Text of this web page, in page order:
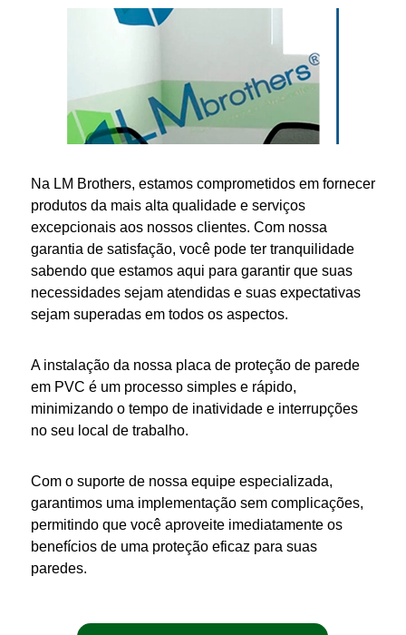
Na LM Brothers, estamos comprometidos em fornecer
produtos da mais alta qualidade e serviços
excepcionais aos nossos clientes. Com nossa
garantia de satisfação, você pode ter tranquilidade
sabendo que estamos aqui para garantir que suas
necessidades sejam atendidas e suas expectativas
sejam superadas em todos os aspectos.
A instalação da nossa placa de proteção de parede
em PVC é um processo simples e rápido,
minimizando o tempo de inatividade e interrupções
no seu local de trabalho.
Com o suporte de nossa equipe especializada,
garantimos uma implementação sem complicações,
permitindo que você aproveite imediatamente os
benefícios de uma proteçãoeficaz para suas
paredes.